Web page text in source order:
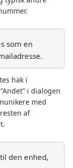
som en
hak i
i dialogen
med
af
den enhed,